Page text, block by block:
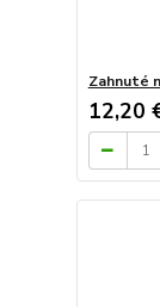
Zahnuté
12,20